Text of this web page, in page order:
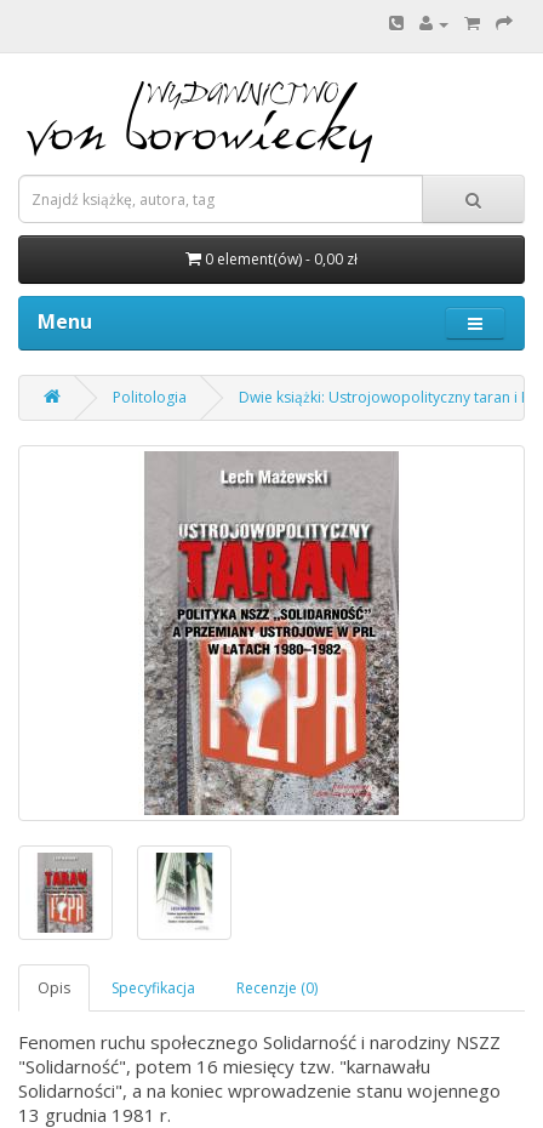
0 element(ów) - 0,00 zł
Menu
Politologia Dwie książki: Ustrojowopolityczny taran i
Fenomen ruchu społecznego Solidarność i narodziny NSZZ
"Solidarność", potem 16 miesięcy tzw. "karnawału
Solidarności", a na koniec wprowadzenie stanu wojennego
13 grudnia 1981 r.